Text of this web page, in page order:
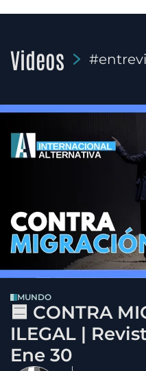
Videos
MUNDO
🟦 CONTRA
ILEGAL |
Ene 30